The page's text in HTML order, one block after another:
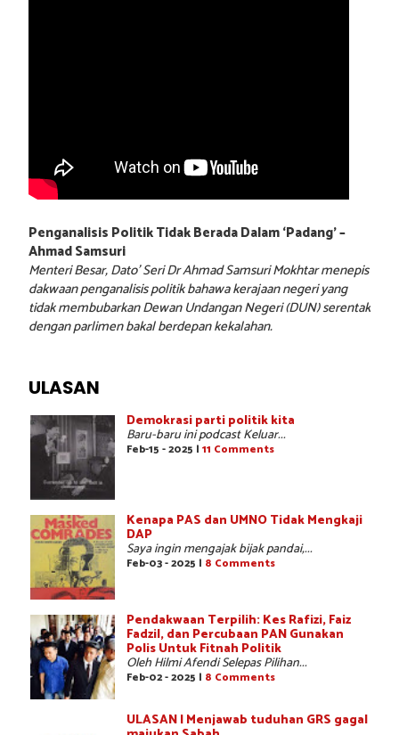
Penganalisis Politik Tidak Berada Dalam ‘Padang’ –
Ahmad Samsuri
Menteri Besar, Dato’ Seri Dr Ahmad Samsuri Mokhtar menepis
dakwaan penganalisis politik bahawa kerajaan negeri yang
tidak membubarkan Dewan Undangan Negeri (DUN) serentak
dengan parlimen bakal berdepan kekalahan.
ULASAN
Demokrasi parti politik kita
Baru-baru ini podcast Keluar...
Feb-15 - 2025 | 11 Comments
Kenapa PAS dan UMNO Tidak Mengkaji
DAP
Saya ingin mengajak bijak pandai,...
Feb-03 - 2025 | 8 Comments
Pendakwaan Terpilih: Kes Rafizi, Faiz
Fadzil, dan Percubaan PAN Gunakan
Polis Untuk Fitnah Politik
Oleh Hilmi Afendi Selepas Pilihan...
Feb-02 - 2025 | 8 Comments
ULASAN | Menjawab tuduhan GRS gagal